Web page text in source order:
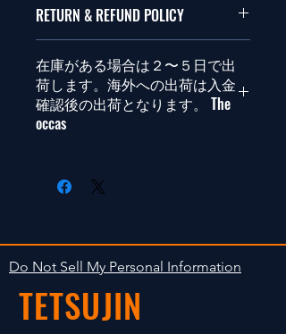
本品は1/10サイズのラジオコント
This items fit in with 1/10 sizes of
radio control car.
RETURN & REFUND POLICY
商品に明らかな欠陥がないかぎり
返品は受け付けません。
Clear faultless restrictive return
isn't accepted in goods.
在庫がある場合は２〜５日で出
荷します。海外への出荷は入金
確認後の出荷となります。 The
occas
します。海外への出荷は入金確認
The occasion with the stock is
shipped in 2-5 days. Shipment to
foreign countries will be shipment
after payment confirmation.
Do Not Sell My Personal Information
TETSUJIN